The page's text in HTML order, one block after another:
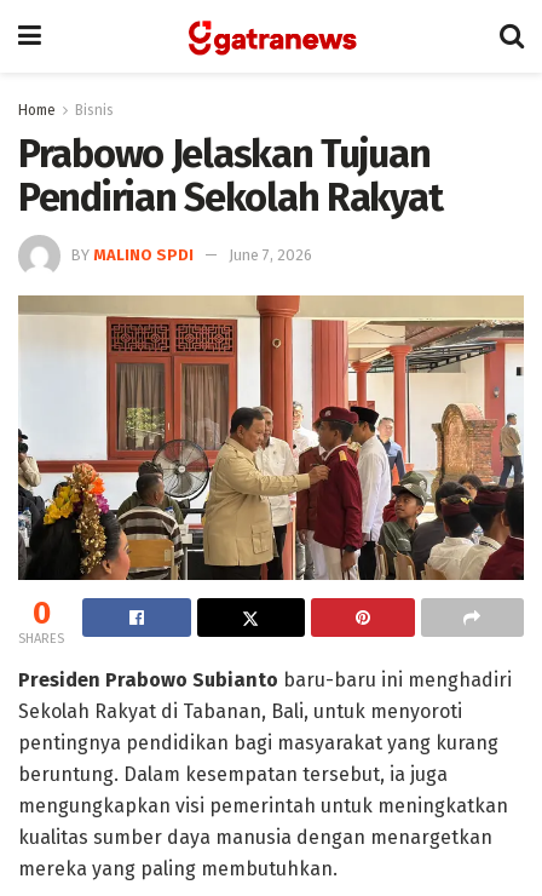
Home Bisnis
Prabowo Jelaskan Tujuan
Pendirian Sekolah Rakyat
BY MALINO SPDI June 7, 2026
0
SHARES
Presiden Prabowo Subianto baru-baru ini menghadiri
Sekolah Rakyat di Tabanan, Bali, untuk menyoroti
pentingnya pendidikan bagi masyarakat yang kurang
beruntung. Dalam kesempatan tersebut, ia juga
mengungkapkan visi pemerintah untuk meningkatkan
kualitas sumber daya manusia dengan menargetkan
mereka yang paling membutuhkan.